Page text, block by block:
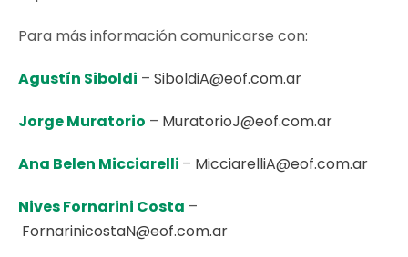
Para más información comunicarse con:
Agustín Siboldi – SiboldiA@eof.com.ar
Jorge Muratorio – MuratorioJ@eof.com.ar
Ana Belen Micciarelli – MicciarelliA@eof.com.ar
Nives Fornarini Costa –
FornarinicostaN@eof.com.ar